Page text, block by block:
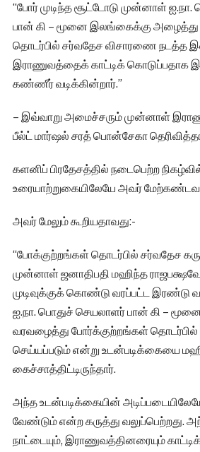
“போர் முடிந்த சூட்டோடு முன்னாள்
பான் கி – மூனை இலங்கைக்கு
தொடர்பில் சர்வதேச விசாரணை நடத்த
இராணுவத்தைக் காட்டிக் கொடுப்பதாக
கண்ணீர் வடிக்கின்றார்.”
– இவ்வாறு அமைச்சரும் முன்னாள்
பீல்ட் மார்ஷல் சரத் பொன்சேகா
களனிப் பிரதேசத்தில் நடைபெற்ற
உரையாற்றுகையிலேயே அவர்
அவர் மேலும் கூறியதாவது:-
“போக்குற்றங்கள் தொடர்பில் சர்வதேச
முன்னாள் ஜனாதிபதி மஹிந்த
முடிவுக்குக் கொண்டு வரப்பட்ட இரண்டு
ஐ.நா. பொதுச் செயலாளர் பான் கி –
வரவழைத்து போர்க்குற்றங்கள்
செய்யப்படும் என்று உடன்படிக்கையை
கைச்சாத்திட்டிருந்தார்.
அந்த உடன்படிக்கையின்
வேண்டும் என்ற கருத்து வலுப்பெற்றது.
நாட்டையும், இராணுவத்தினரையும்